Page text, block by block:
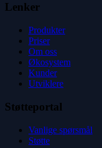
Lenker
Produkter
Priser
Om oss
Økosystem
Kunder
Utviklere
Støtteportal
Vanlige spørsmål
Støtte